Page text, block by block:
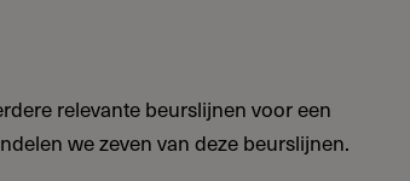
relevante beurslijnen voor een
we zeven van deze beurslijnen.